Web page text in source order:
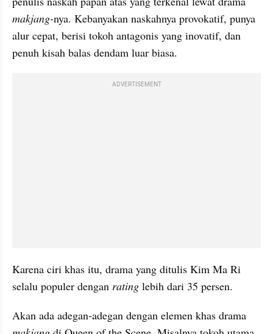
makjang-nya. Kebanyakan naskahnya provokatif, punya
alur cepat, berisi tokoh antagonis yang inovatif, dan
penuh kisah balas dendam luar biasa.
ADVERTISEMENT
Karena ciri khas itu, drama yang ditulis Kim Ma Ri
selalu populer dengan rating lebih dari 35 persen.